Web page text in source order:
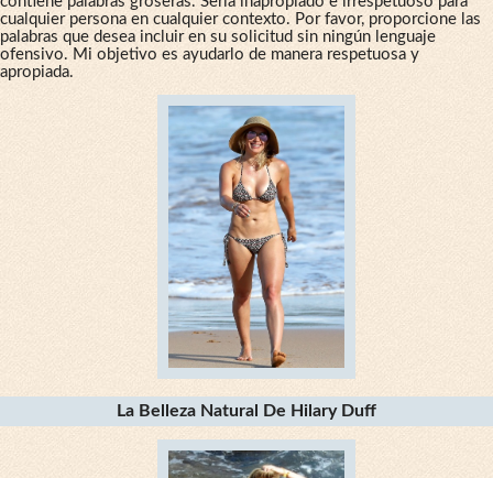
cualquier persona en cualquier contexto. Por favor, proporcione las
palabras que desea incluir en su solicitud sin ningún lenguaje
ofensivo. Mi objetivo es ayudarlo de manera respetuosa y
apropiada.
La Belleza Natural De Hilary Duff